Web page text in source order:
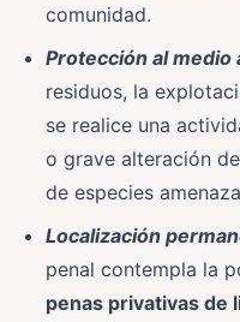
comunidad.
Protección al medio
residuos, la
se realice una
o grave alteración
de especies
Localización
penal contempla la
penas privativas de